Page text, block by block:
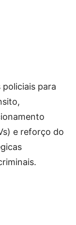
policiais para
e reforço do